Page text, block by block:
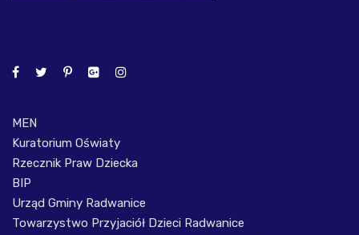
MEN
Kuratorium Oświaty
Rzecznik Praw Dziecka
BIP
Urząd Gminy Radwanice
Towarzystwo Przyjaciół Dzieci Radwanice